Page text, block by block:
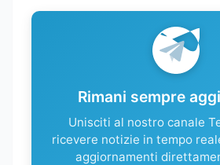
Rimani sempre
Unisciti al nostro canale
ricevere notizie in tempo
aggiornamenti